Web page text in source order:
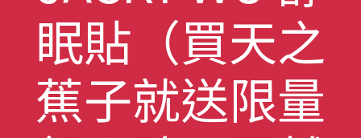
眠貼（買天之
蕉子就送限量